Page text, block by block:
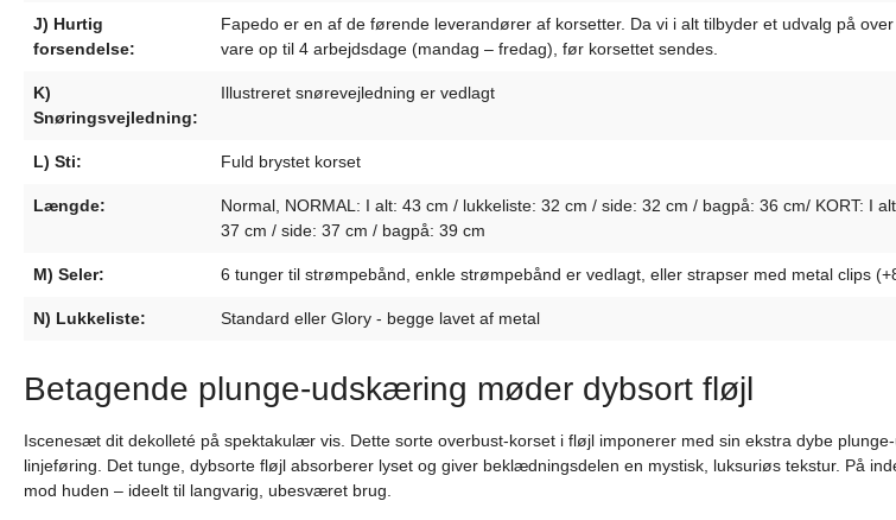
J) Hurtig
forsendelse:
Fapedo er en af de førende leverandører af korsetter. Da vi i alt tilbyder et udvalg på
vare op til 4 arbejdsdage (mandag – fredag), før korsettet sendes.
K)
Snøringsvejledning:
Illustreret snørevejledning er vedlagt
L) Sti: Fuld brystet korset
Længde:
Normal, NORMAL: I alt: 43 cm / lukkeliste: 32 cm / side: 32 cm / bagpå: 36 cm/ KORT: I
37 cm / side: 37 cm / bagpå: 39 cm
M) Seler: 6 tunger til strømpebånd, enkle strømpebånd er vedlagt, eller strapser med metal clips
N) Lukkeliste: Standard eller Glory - begge lavet af metal
Betagende plunge-udskæring møder dybsort fløjl
Iscenesæt dit dekolleté på spektakulær vis. Dette sorte overbust-korset i fløjl imponerer med sin ekstra dybe
linjeføring. Det tunge, dybsorte fløjl absorberer lyset og giver beklædningsdelen en mystisk, luksuriøs tekstur. På
mod huden – ideelt til langvarig, ubesværet brug.